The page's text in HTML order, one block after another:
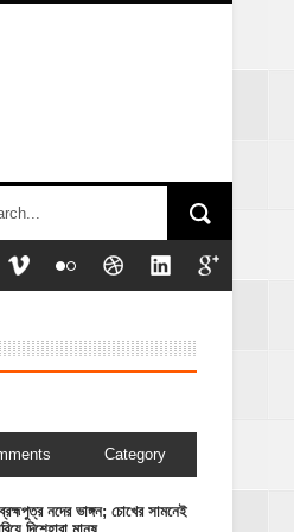
Category
নদের ভাঙ্গন; চোখের সামনেই